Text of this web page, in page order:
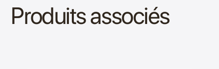
Produits associés